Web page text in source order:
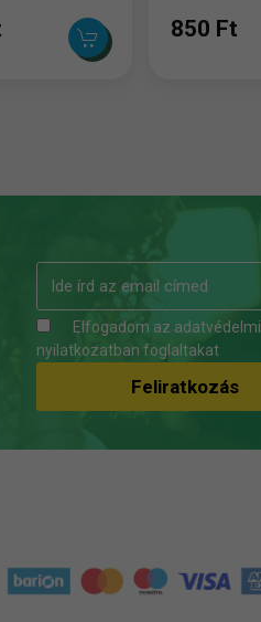
850 Ft
Elfogadom az adatvédelmi
nyilatkozatban foglaltakat